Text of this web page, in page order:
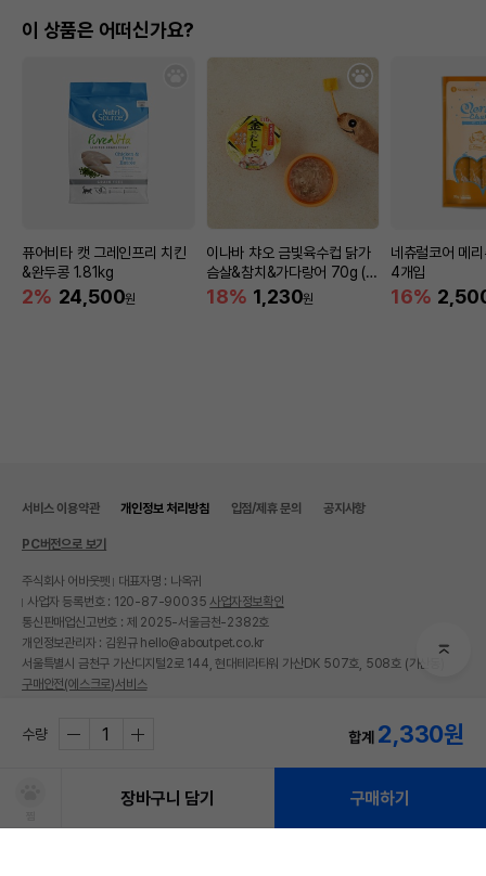
상품 필수 정보
펫모닝 와이볼 폼폼토끼 PMC-122
법에 의한 인증,허가 등을
받았음을 확인할수 있는
경우 그에 대한 사항
상품상세설명 참조
유통기한이 최소 2026.12.06이거나 그
이 상품은 어떠신가요?
퓨어비타 캣 그레인프리 치킨
&완두콩 1.81kg
2% 24,500원
이나바 챠오 금빛육수컵 닭가
슴살&참치&가다랑어 70g (I
MC-133)
18% 1,230원
네츄럴코어 메
4개입
16%
수량 합계 2,330원
장바구니 담기 구매하기
서비스 이용약관 개인정보 처리방침 입점/제휴 문의 공지사항
PC버전으로 보기
주식회사 어바웃펫
대표자명 : 나옥귀
사업자 등록번호 : 120-87-90035 사업자정보확인
통신판매업신고번호 : 제 2025-서울금천-2382호
개인정보관리자 : 김원규 hello@aboutpet.co.kr
서울특별시 금천구 가산디지털2로 144, 현대테라타워 가산DK 507호, 508호 (가산동)
구매안전(에스크로)서비스